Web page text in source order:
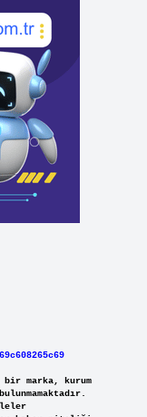
marka, kurum